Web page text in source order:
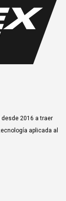
desde 2016 a traer
aplicada al